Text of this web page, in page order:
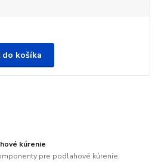
do košíka
kúrenie
pre podlahové kúrenie.